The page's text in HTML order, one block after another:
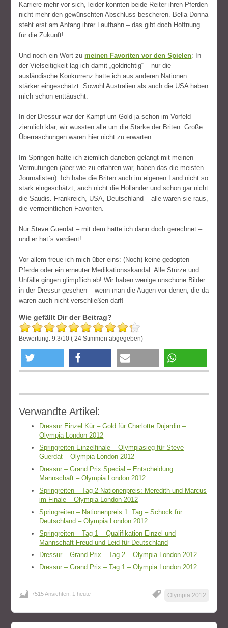
Karriere mehr vor sich, leider konnten beide Reiter ihren Pferden
nicht mehr den gewünschten Abschluss bescheren. Bella Donna
steht erst am Anfang ihrer Laufbahn – das gibt doch Hoffnung
für die Zukunft!
Und noch ein Wort zumeinen Favoriten vor den Spielen: In
der Vielseitigkeit lag ich damit „goldrichtig“ – nur die
ausländische Konkurrenz hatte ich aus anderen Nationen
stärker eingeschätzt. Sowohl Australien als auch die USA haben
mich schon enttäuscht.
In der Dressur war der Kampf um Gold ja schon im Vorfeld
ziemlich klar, wir wussten alle um die Stärke der Briten. Große
Überraschungen waren hier nicht zu erwarten.
Im Springen hatte ich ziemlich daneben gelangt mit meinen
Vermutungen (aber wie zu erfahren war, haben das die meisten
Journalisten): Ich habe die Briten auch im eigenen Land nicht so
stark eingeschätzt, auch nicht die Holländer und schon gar nicht
die Saudis. Frankreich, USA, Deutschland – alle waren sie raus,
die vermeintlichen Favoriten.
Nur Steve Guerdat – mit dem hatte ich dann doch gerechnet –
und er hat´s verdient!
Vor allem freue ich mich über eins: (Noch) keine gedopten
Pferde oder ein erneuter Medikationsskandal. Alle Stürze und
Unfälle gingen glimpflich ab! Wir haben wenige unschöne Bilder
in der Dressur gesehen – wenn man die Augen vor denen, die da
waren auch nicht verschließen darf!
Wie gefällt Dir der Beitrag?
Bewertung:9.3/10 (24 Stimmen abgegeben)
Verwandte Artikel:
Dressur Einzel Kür – Gold für Charlotte Dujardin –
Olympia London 2012
Springreiten Einzelfinale – Olympiasieg für Steve
Guerdat – Olympia London 2012
Dressur – Grand Prix Special – Entscheidung
Mannschaft – Olympia London 2012
Springreiten – Tag 2 Nationenpreis: Meredith und Marcus
im Finale – Olympia London 2012
Springreiten – Nationenpreis 1. Tag – Schock für
Deutschland – Olympia London 2012
Springreiten – Tag 1 – Qualifikation Einzel und
Mannschaft Freud und Leid für Deutschland
Dressur – Grand Prix – Tag 2 – Olympia London 2012
Dressur – Grand Prix – Tag 1 – Olympia London 2012
Olympia 2012
7515 Ansichten, 1 heute